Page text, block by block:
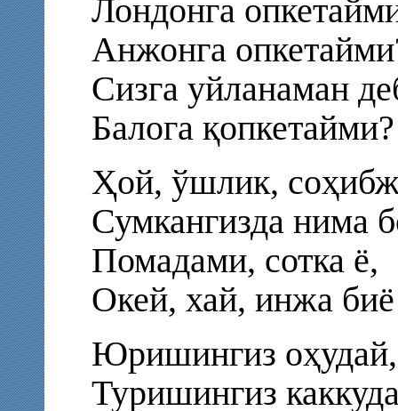
Лондонга
Анжонга
Сизга уйланаман
Балога қопкетайми?
Ҳой, ўшлик,
Сумкангизда нима
Помадами, сотка ё,
Окей, хай, инжа
Юришингиз оҳудай,
Туришингиз